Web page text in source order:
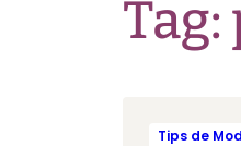
Tag:
Tips de